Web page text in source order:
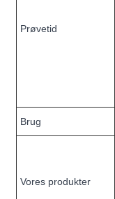
Prøvetid
Brug
Vores produkter